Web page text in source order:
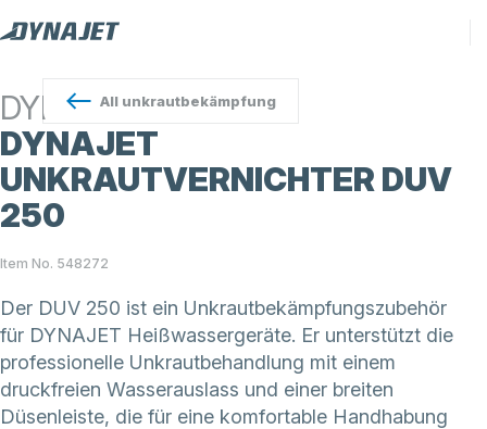
All unkrautbekämpfung
DYNAJET
DYNAJET
UNKRAUTVERNICHTER DUV
250
Item No. 548272
Der DUV 250 ist ein Unkrautbekämpfungszubehör
für DYNAJET Heißwassergeräte. Er unterstützt die
professionelle Unkrautbehandlung mit einem
druckfreien Wasserauslass und einer breiten
Düsenleiste, die für eine komfortable Handhabung